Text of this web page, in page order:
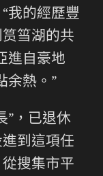
我的經歷豐
筜湖的共
進自豪地
余熱。”
”，已退休
到這項任
搜集市平